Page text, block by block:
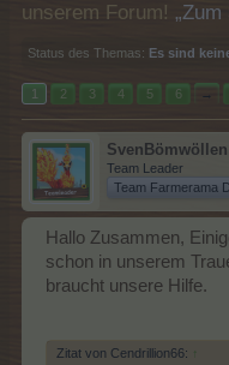
unserem Forum! „Zum
Status des Themas: Es sind
1 2 3 4 5 6 →
SvenBömwöllen
Team Leader
Team Farmerama
Hallo Zusammen,
schon in unserem
braucht unsere Hilfe.
Zitat von Cendrillion66: ↑